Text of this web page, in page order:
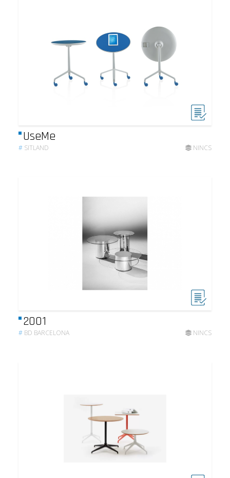
UseMe
# SITLAND NINCS
2001
# BD BARCELONA NINCS